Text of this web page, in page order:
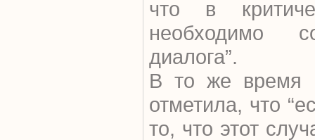
что в
необходимо
диалога”.
В то же время
отметила, что
то, что этот